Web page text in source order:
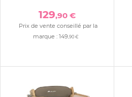
129,90 €
Prix de vente conseillé par la
marque :149,90 €